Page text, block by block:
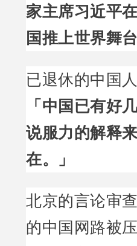
家主席习近平
国推上世界舞
已退休的中国
「中国已有好
说服力的解释
在。」
北京的言论审
的中国网路被